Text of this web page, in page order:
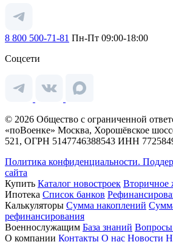
8 800 500-71-81 Пн-Пт 09:00-18:00
Соцсети
© 2026 Общество с ограниченной
«поВоенке» Москва, Хорошёвское
521, ОГРН 5147746388543 ИНН
Политика конфиденциальности.
сайта
Купить Каталог новостроек Вторичное
Ипотека Список банков
Калькуляторы Сумма накоплений
рефинансирования
Военнослужащим База знаний
О компании Контакты О нас Новости